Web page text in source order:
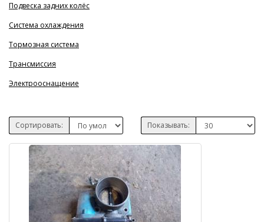
Подвеска задних колёс
Система охлаждения
Тормозная система
Трансмиссия
Электрооснащение
Сортировать: Показывать: